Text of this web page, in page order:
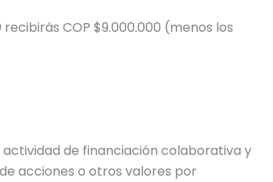
COP $9.000.000 (menos los
actividad de financiación colaborativa y
acciones o otros valores por